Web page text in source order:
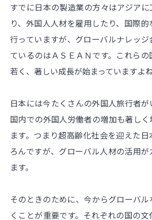
すでに日本の製造業の方々はアジア
り、外国人人材を雇用したり、国際
行っていますが、グローバルナレッ
ているのはＡＳＥＡＮです。これら
若く、著しい成長が始まっていますよね
日本には今たくさんの外国人旅行者
国内での外国人労働者の増加も著し
ます。つまり超高齢化社会を迎えた
ろんですが、グローバル人材の活用
ます。
そのときのために、今からグローバ
くことが重要です。それぞれの国の